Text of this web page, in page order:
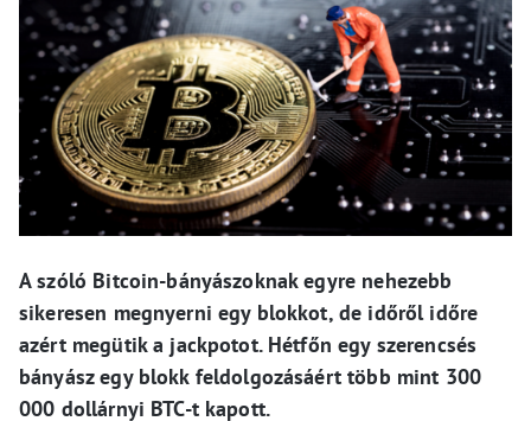
A szóló Bitcoin-bányászoknak egyre nehezebb
sikeresen megnyerni egy blokkot, de időről időre
azért megütik a jackpotot. Hétfőn egy szerencsés
bányász egy blokk feldolgozásáért több mint 300
000 dollárnyi BTC-t kapott.